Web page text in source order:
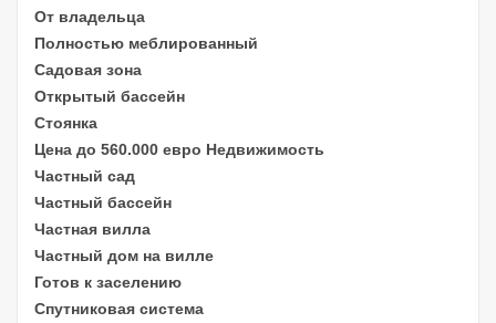
От владельца
Полностью меблированный
Садовая зона
Открытый бассейн
Стоянка
Цена до 560.000 евро Недвижимость
Частный сад
Частный бассейн
Частная вилла
Частный дом на вилле
Готов к заселению
Спутниковая система